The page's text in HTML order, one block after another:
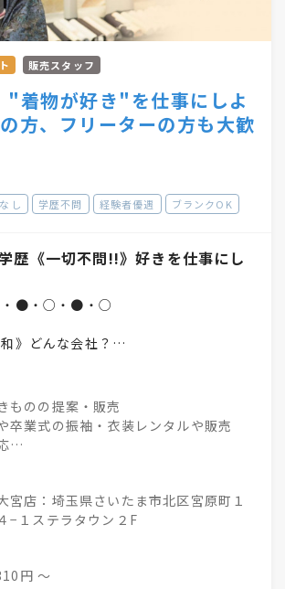
販売スタッフ
"着物が好き"を仕事にしよ
方、フリーターの方も大歓
し 学歴不問 経験者優遇 ブランクOK
歴《一切不問!!》好きを仕事にし
●・○・●・○
》どんな会社？
一度でも多く、
していく」
げています♪
がら
◎
れ」4店舗
ものの提案・販売
卒業式の振袖・衣装レンタルや販売
会 / 着付け教室 / お手入れ相談会のご
んな疑問や不安を解消して差し上げて
り身近に、気軽に、そして楽しんで頂
店：埼玉県さいたま市北区宮原町１
−１ステラタウン２F
時給： 1310円 〜